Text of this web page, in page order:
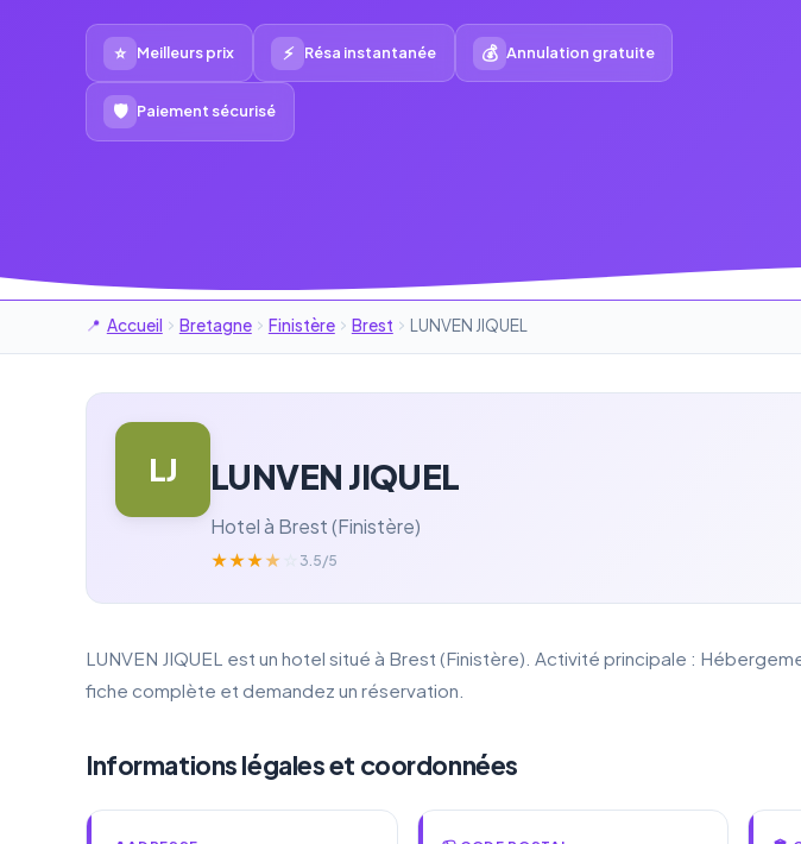
⭐ Meilleurs prix ⚡ Résa instantanée 💰 Annulation gratuite
🛡 Paiement sécurisé
Accueil Bretagne Finistère Brest LUNVEN JIQUEL
LJ LUNVEN JIQUEL
Hotel à Brest (Finistère)
★★★★ 3.5/5
LUNVEN JIQUEL est un hotel situé à Brest (Finistère). Activité principale :
fiche complète et demandez un réservation.
Informations légales et coordonnées